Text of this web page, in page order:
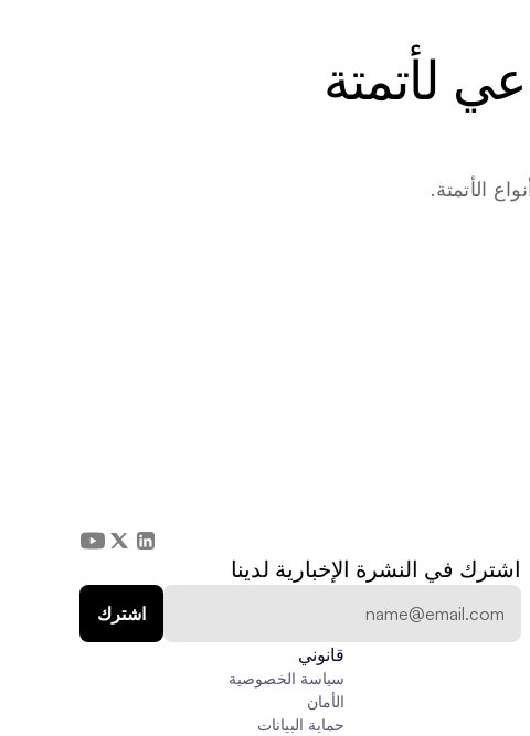
الأتمتة.
اشترك في النشرة الإخبارية لدينا
قانوني
سياسة الخصوصية
الأمان
حماية البيانات